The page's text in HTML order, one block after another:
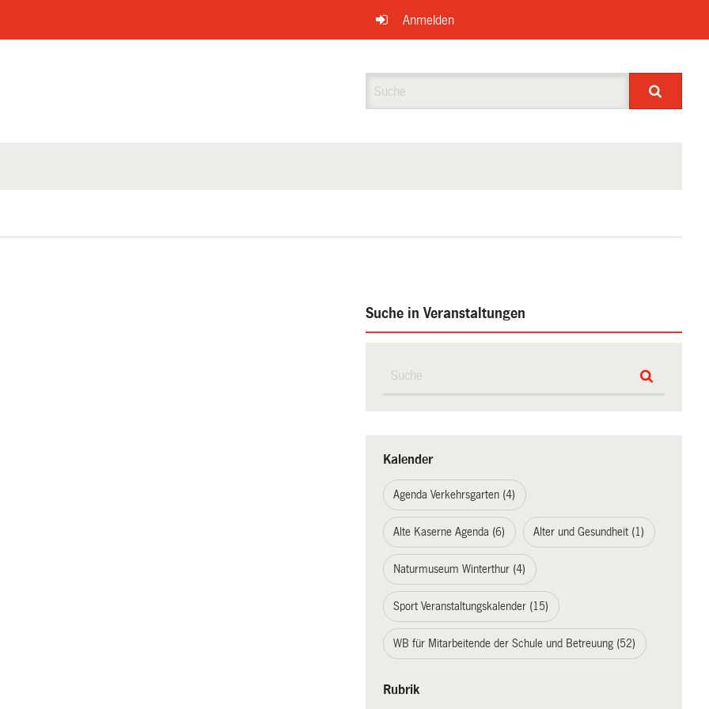
Anmelden
Suche in Veranstaltungen
Kalender
Agenda Verkehrsgarten (4)
Alte Kaserne Agenda (6) Alter und Gesundheit (1)
Naturmuseum Winterthur (4)
Sport Veranstaltungskalender (15)
WB für Mitarbeitende der Schule und Betreuung (52)
Rubrik